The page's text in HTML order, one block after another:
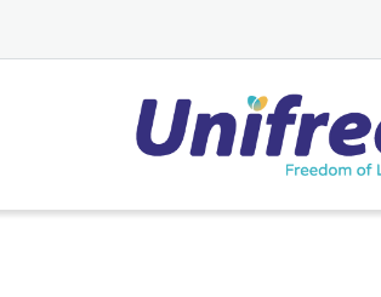
content